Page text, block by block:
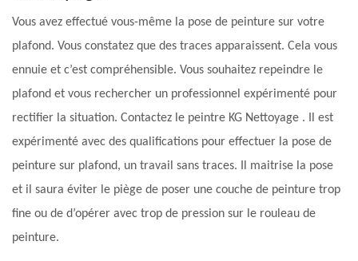
Vous avez effectué vous-même la pose de peinture sur votre
plafond. Vous constatez que des traces apparaissent. Cela vous
ennuie et c’est compréhensible. Vous souhaitez repeindre le
plafond et vous rechercher un professionnel expérimenté pour
rectifier la situation. Contactez le peintre KG Nettoyage . Il est
expérimenté avec des qualifications pour effectuer la pose de
peinture sur plafond, un travail sans traces. Il maitrise la pose
et il saura éviter le piège de poser une couche de peinture trop
fine ou de d’opérer avec trop de pression sur le rouleau de
peinture.